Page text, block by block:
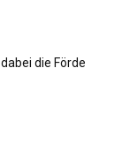
die Förde